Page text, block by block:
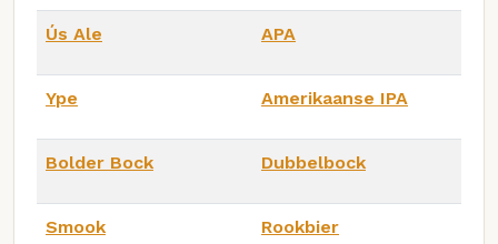
Ús Ale APA
Ype Amerikaanse IPA
Bolder Bock Dubbelbock
Smook Rookbier